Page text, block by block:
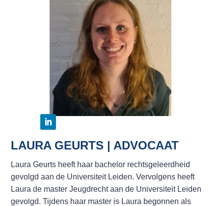
LAURA GEURTS | ADVOCAAT
Laura Geurts heeft haar bachelor rechtsgeleerdheid
gevolgd aan de Universiteit Leiden. Vervolgens heeft
Laura de master Jeugdrecht aan de Universiteit Leiden
gevolgd. Tijdens haar master is Laura begonnen als